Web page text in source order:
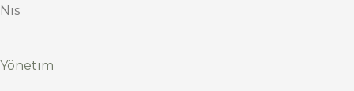
Nis
Yönetim